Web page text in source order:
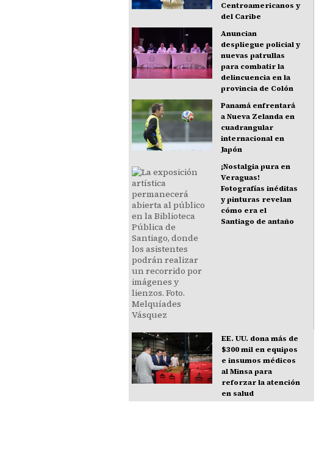
Centroamericanos y
del Caribe
Anuncian
despliegue policial y
nuevas patrullas
para combatir la
delincuencia en la
provincia de Colón
Panamá enfrentará
a Nueva Zelanda en
cuadrangular
internacional en
Japón
¡Nostalgia pura en
Veraguas!
Fotografías inéditas
y pinturas revelan
cómo era el
Santiago de antaño
EE. UU. dona más de
$300 mil en equipos
e insumos médicos
al Minsa para
reforzar la atención
en salud